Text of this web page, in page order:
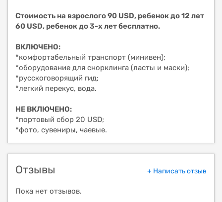
Стоимость на взрослого 90 USD, ребенок до 12 лет
60 USD, ребенок до 3-х лет бесплатно.
ВКЛЮЧЕНО:
*комфортабельный транспорт (минивен);
*оборудование для снорклинга (ласты и маски);
*русскоговорящий гид;
*легкий перекус, вода.
НЕ ВКЛЮЧЕНО:
*портовый сбор 20 USD;
*фото, сувениры, чаевые.
Отзывы + Написать отзыв
Пока нет отзывов.